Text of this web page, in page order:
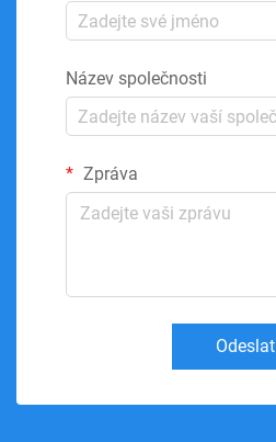
Název společnosti
Zpráva
Odeslat